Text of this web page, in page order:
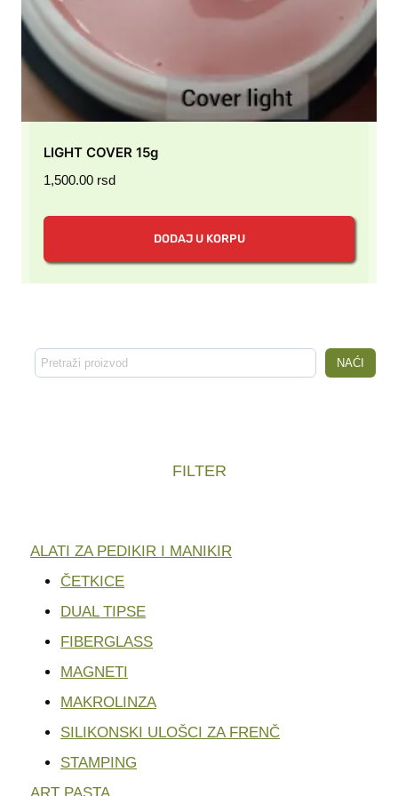
LIGHT COVER 15g
1,500.00 rsd
DODAJ U KORPU
NAĆI
FILTER
ALATI ZA PEDIKIR I MANIKIR
ČETKICE
DUAL TIPSE
FIBERGLASS
MAGNETI
MAKROLINZA
SILIKONSKI ULOŠCI ZA FRENČ
STAMPING